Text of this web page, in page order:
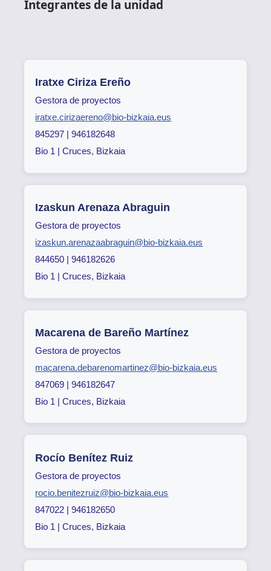
Integrantes de la unidad
Iratxe Ciriza Ereño
Gestora de proyectos
iratxe.cirizaereno@bio-bizkaia.eus
845297 | 946182648
Bio 1 | Cruces, Bizkaia
Izaskun Arenaza Abraguin
Gestora de proyectos
izaskun.arenazaabraguin@bio-bizkaia.eus
844650 | 946182626
Bio 1 | Cruces, Bizkaia
Macarena de Bareño Martínez
Gestora de proyectos
macarena.debarenomartinez@bio-bizkaia.eus
847069 | 946182647
Bio 1 | Cruces, Bizkaia
Rocío Benítez Ruiz
Gestora de proyectos
rocio.benitezruiz@bio-bizkaia.eus
847022 | 946182650
Bio 1 | Cruces, Bizkaia